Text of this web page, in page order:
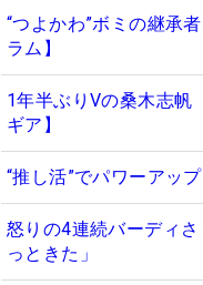
“つよかわ”ボミの継承
ラム】
1年半ぶりVの桑木志帆
ギア】
“推し活”でパワーアッ
怒りの4連続バーディ
っときた」